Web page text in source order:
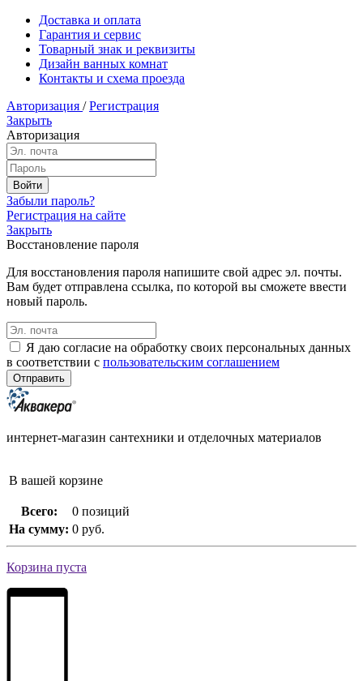
Доставка и оплата
Гарантия и сервис
Товарный знак и реквизиты
Дизайн ванных комнат
Контакты и схема проезда
Авторизация / Регистрация
Закрыть
Авторизация
Забыли пароль?
Регистрация на сайте
Закрыть
Восстановление пароля
Для восстановления пароля напишите свой адрес эл. почты.
Вам будет отправлена ссылка, по которой вы сможете ввести
новый пароль.
Я даю согласие на обработку своих персональных данных
в соответствии с пользовательским соглашением
интернет-магазин сантехники и отделочных материалов
В вашей корзине
Всего:
0 позиций
На сумму: 0 руб.
Корзина пуста